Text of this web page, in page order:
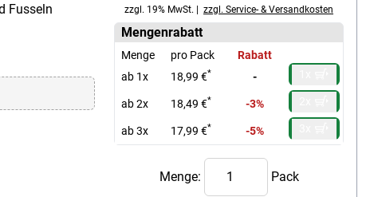
Fusseln
zzgl. 19% MwSt. | zzgl. Service- & Versandkosten
Mengenrabatt
Menge pro Pack
Rabatt
ab 1x
18,99 €* -
ab 2x 18,49 €* -3%
ab 3x 17,99 €* -5%
Menge: Pack